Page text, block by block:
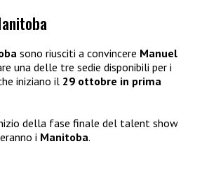
sono riusciti a convincere Manuel
una delle tre sedie disponibili per i
iniziano il 29 ottobre in prima
della fase finale del talent show
i Manitoba.